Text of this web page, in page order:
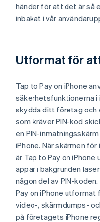
händer för att det är så
inbakat i vår
Utformat för
Tap to Pay on iPhone
säkerhetsfunktionerna i
skydda ditt företag och
som kräver PIN-kod
en PIN-
iPhone. När skärmen
är Tap to Pay on
appar i bakgrunden
någon del av PIN-
Pay on iPhone
video-, skärmdumps-
på företagets iPhone